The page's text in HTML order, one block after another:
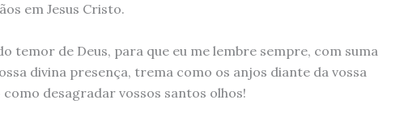
em Jesus Cristo.
temor de Deus, para que eu me lembre sempre, com suma
divina presença, trema como os anjos diante da vossa
desagradar vossos santos olhos!